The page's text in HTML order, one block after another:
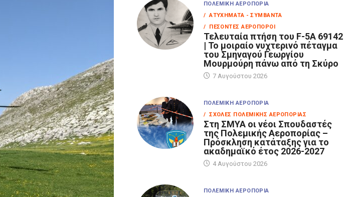
ΠΟΛΕΜΙΚΉ ΑΕΡΟΠΟΡΊΑ
/ ΑΤΥΧΉΜΑΤΑ - ΣΥΜΒΆΝΤΑ
/ ΠΕΣΌΝΤΕΣ ΑΕΡΟΠΌΡΟΙ
Τελευταία πτήση του F-5A 69142
| Το μοιραίο νυχτερινό πέταγμα
του Σμηναγού Γεωργίου
Μουρμούρη πάνω από τη Σκύρο
7 Αυγούστου 2026
ΠΟΛΕΜΙΚΉ ΑΕΡΟΠΟΡΊΑ
/ ΣΧΟΛΈΣ ΠΟΛΕΜΙΚΉΣ ΑΕΡΟΠΟΡΊΑΣ
Στη ΣΜΥΑ οι νέοι Σπουδαστές
της Πολεμικής Αεροπορίας –
Πρόσκληση κατάταξης για το
ακαδημαϊκό έτος 2026-2027
4 Αυγούστου 2026
ΠΟΛΕΜΙΚΉ ΑΕΡΟΠΟΡΊΑ